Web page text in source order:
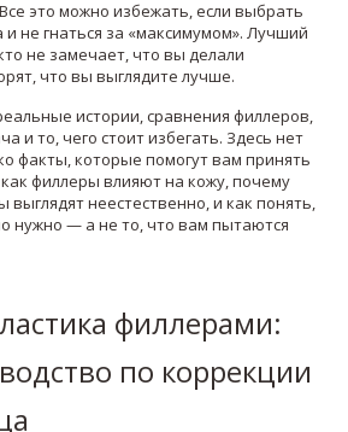
это можно избежать, если выбрать
и не гнаться за «максимумом». Лучший
не замечает, что вы делали
что вы выглядите лучше.
истории, сравнения филлеров,
и то, чего стоит избегать. Здесь нет
факты, которые помогут вам принять
филлеры влияют на кожу, почему
выглядят неестественно, и как понять,
нужно — а не то, что вам пытаются
филлерами:
по коррекции